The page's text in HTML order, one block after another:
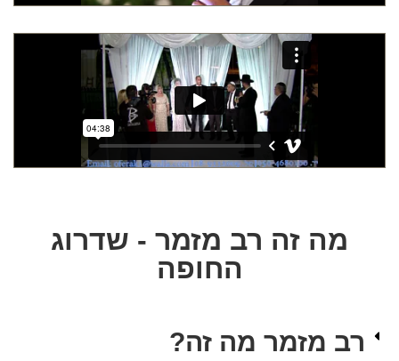
מה זה רב מזמר - שדרוג
החופה
רב מזמר מה זה?